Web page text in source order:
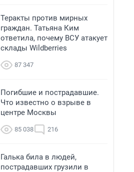
Теракты против мирных
граждан. Татьяна Ким
ответила, почему ВСУ атакует
склады Wildberries
87 347
Погибшие и пострадавшие.
Что известно о взрыве в
центре Москвы
85 038 216
Галька била в людей,
пострадавших грузили в